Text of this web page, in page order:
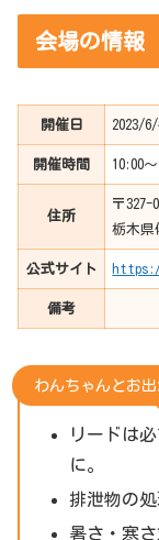
会場の情報
開催日 2023/6/
開催時間 10:00
住所
〒327-
栃木県
公式サイト
備考
わんちゃんとお
リードは
に。
排泄物の
暑さ・寒